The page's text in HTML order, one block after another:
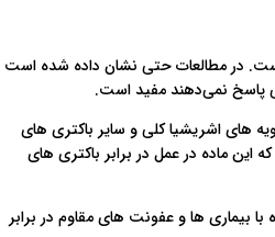
است. در مطالعات حتی نشان داده شده است
پاسخ نمی‌دهند مفید است.
های اشریشیا کلی و سایر باکتری های
این ماده در عمل در برابر باکتری های
بیماری ها و عفونت های مقاوم در برابر